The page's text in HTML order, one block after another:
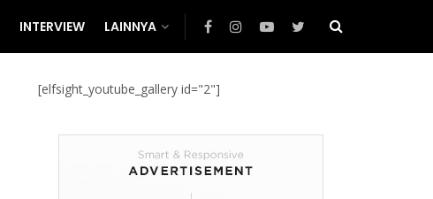
INTERVIEW LAINNYA
[elfsight_youtube_gallery id="2"]